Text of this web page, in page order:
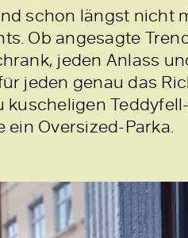
schon längst nicht
Ob angesagte
jeden Anlass
jeden genau das
kuscheligen
ein Oversized-Parka.